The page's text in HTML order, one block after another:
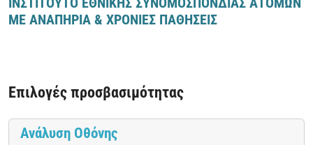
ΜΕ ΑΝΑΠΗΡΙΑ & ΧΡΟΝΙΕΣ ΠΑΘΗΣΕΙΣ
Επιλογές προσβασιμότητας
Ανάλυση Οθόνης